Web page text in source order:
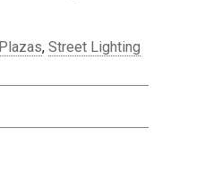
Plazas, Street Lighting